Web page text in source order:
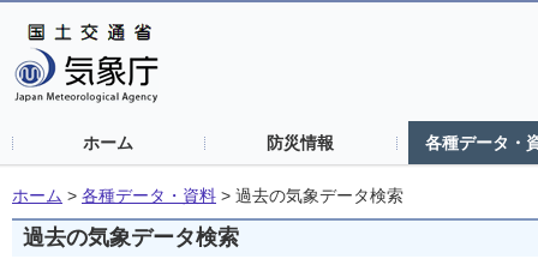
ホーム 防災情報 各種データ・
ホーム > 各種データ・資料 > 過去の気象データ検索
過去の気象データ検索